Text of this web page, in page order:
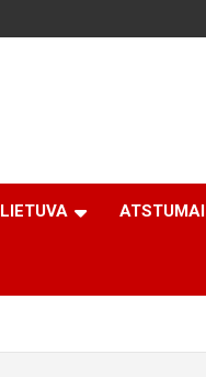
LIETUVA ATSTUMAI